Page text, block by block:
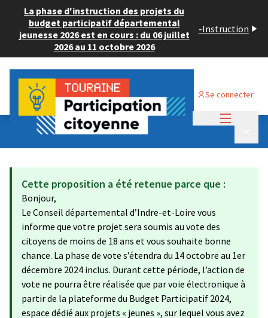
La phase d'instruction des projets du
budget participatif départemental
jeunesse 2026 est en cours : du 06 juillet
2026 au 11 octobre 2026
-Instruction
Se connecter
Budget Participatif JEUNESSE 2024
💡 Consulter les projets déposés
Cette proposition a été retenue parce que :
Bonjour,
Le Conseil départemental d’Indre-et-Loire vous
informe que votre projet sera soumis au vote des
citoyens de moins de 18 ans et vous souhaite bonne
chance. La phase de vote s’étendra du 14 octobre au 1er
décembre 2024 inclus. Durant cette période, l’action de
vote ne pourra être réalisée que par voie électronique à
partir de la plateforme du Budget Participatif 2024,
espace dédié aux projets « jeunes », sur lequel vous avez